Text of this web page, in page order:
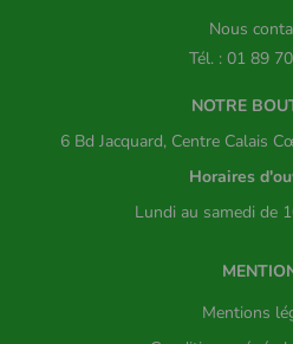
Nous
Tél. : 01 89
NOTRE
6 Bd Jacquard, Centre Calais
Horaires
Lundi au samedi de
Mentions